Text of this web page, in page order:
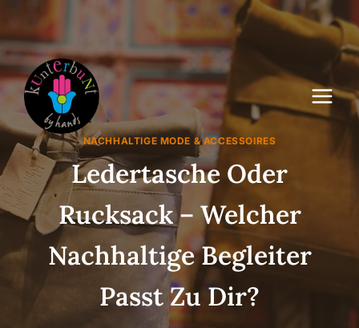
springen
NACHHALTIGE MODE & ACCESSOIRES
Ledertasche Oder
Rucksack – Welcher
Nachhaltige Begleiter
Passt Zu Dir?